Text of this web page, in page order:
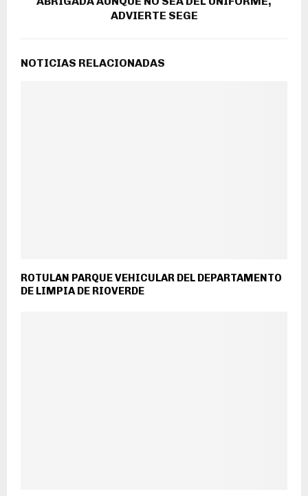
ADVIERTE SEGE
NOTICIAS RELACIONADAS
ROTULAN PARQUE VEHICULAR DEL DEPARTAMENTO
DE LIMPIA DE RIOVERDE